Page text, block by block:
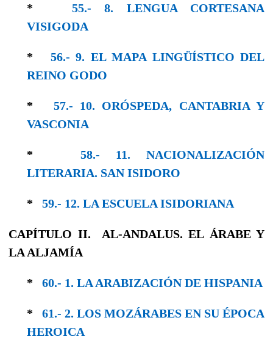
* 55.- 8. LENGUA CORTESANA
VISIGODA
* 56.- 9. EL MAPA LINGÜÍSTICO DEL
REINO GODO
* 57.- 10. ORÓSPEDA, CANTABRIA Y
VASCONIA
* 58.- 11. NACIONALIZACIÓN
LITERARIA. SAN ISIDORO
* 59.- 12. LA ESCUELA ISIDORIANA
CAPÍTULO II. AL-ANDALUS. EL ÁRABE Y
LA ALJAMÍA
* 60.- 1. LA ARABIZACIÓN DE HISPANIA
* 61.- 2. LOS MOZÁRABES EN SU ÉPOCA
HE­ROICA